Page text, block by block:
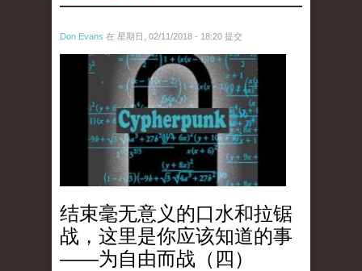
Don Evans 在 星期日, 02/11/2018 - 18:20 提交
wechatimg1424.jpeg
结束毫无意义的口水和拉锯
战，这里是你应该知道的事
——为自由而战（四）